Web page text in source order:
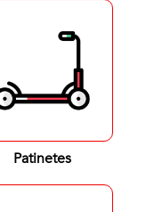
Patinetes